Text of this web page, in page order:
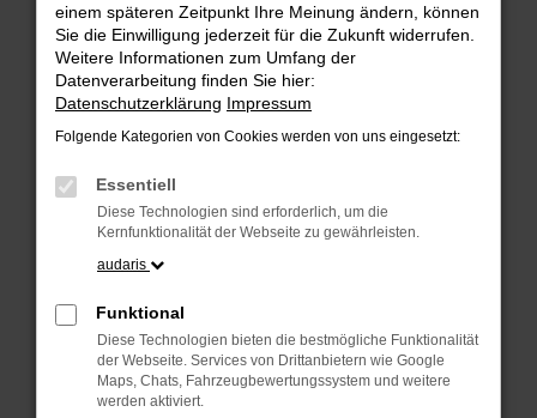
Fahrzeug-Showroom
Beim Laden ist ein Fehler aufgetreten.
Hier sind ein paar Tipps, die dir helfen können:
Überprüfe deine Firewall und deine
Internetverbindung.
Laden andere Webseiten, zum Beispiel
deine Suchmaschine?
Prüfe deine Browsererweiterungen.
einem späteren Zeitpunkt Ihre Meinung ändern, können
Sie die Einwilligung jederzeit für die Zukunft widerrufen.
Weitere Informationen zum Umfang der
Datenverarbeitung finden Sie hier:
Datenschutzerklärung Impressum
Folgende Kategorien von Cookies werden von uns eingesetzt:
Essentiell
Diese Technologien sind erforderlich, um die
Kernfunktionalität der Webseite zu gewährleisten.
audaris
Funktional
Diese Technologien bieten die bestmögliche Funktionalität
der Webseite. Services von Drittanbietern wie Google
Maps, Chats, Fahrzeugbewertungssystem und weitere
werden aktiviert.